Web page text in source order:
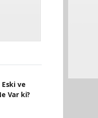
ve
Var ki?